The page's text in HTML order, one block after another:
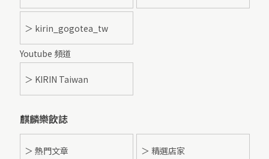
＞ kirin_gogotea_tw
Youtube 頻道
＞ KIRIN Taiwan
麒麟樂飲誌
＞ 熱門文章 ＞ 精選店家